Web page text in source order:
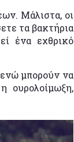
Μάλιστα, οι
τα βακτήρια
ένα εχθρικό
ενώ μπορούν να
ουρολοίμωξη,